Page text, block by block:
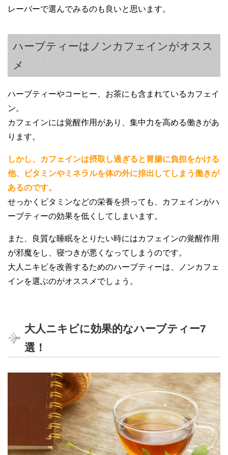
レーバーで選んでみるのも良いと思います。
ハーブティーはノンカフェインがオスス
メ
ハーブティーやコーヒー、お茶にも含まれているカフェイ
ン。
カフェインには覚醒作用があり、集中力を高める働きがあ
ります。
しかし、カフェインは摂取し過ぎると胃腸に負担をかける
他、ビタミンやミネラルを体の外に排出してしまう働きが
あるのです。
せっかくビタミンなどの栄養を摂っても、カフェインがハ
ーブティーの効果を低くしてしまいます。
また、良質な睡眠をとりたい時にはカフェインの覚醒作用
が邪魔をし、寝つきが悪くなってしまうのです。
大人ニキビを改善するためのハーブティーは、ノンカフェ
インを選ぶのがオススメでしょう。
大人ニキビに効果的なハーブティー7
選！